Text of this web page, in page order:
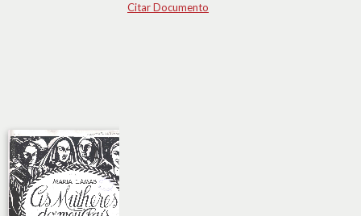
Citar Documento